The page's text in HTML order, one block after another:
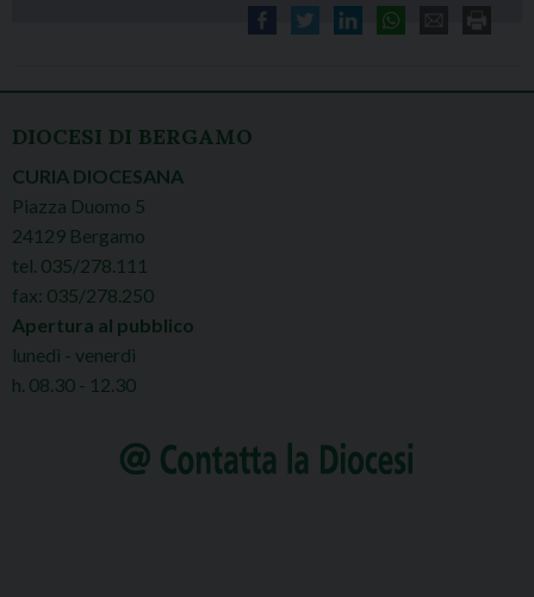
DIOCESI DI BERGAMO
CURIA DIOCESANA
Piazza Duomo 5
24129 Bergamo
tel. 035/278.111
fax: 035/278.250
Apertura al pubblico
lunedì - venerdì
h. 08.30 - 12.30